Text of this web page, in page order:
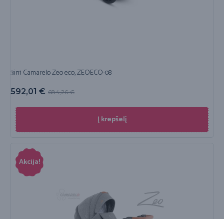
3in1 Camarelo Zeo eco, ZEOECO-08
684,26€
592,01 €
Į krepšelį
Akcija!